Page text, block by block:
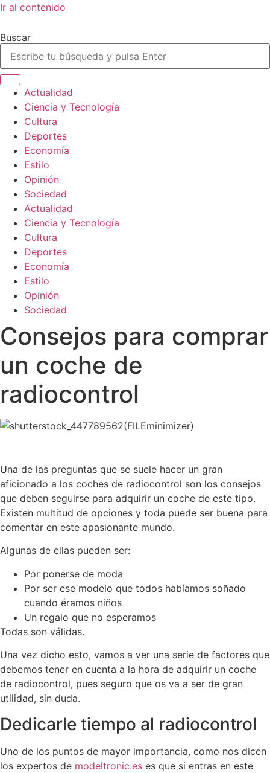
Ir al contenido
Buscar
Actualidad
Ciencia y Tecnología
Cultura
Deportes
Economía
Estilo
Opinión
Sociedad
Actualidad
Ciencia y Tecnología
Cultura
Deportes
Economía
Estilo
Opinión
Sociedad
Consejos para comprar
un coche de
radiocontrol
Una de las preguntas que se suele hacer un gran
aficionado a los coches de radiocontrol son los consejos
que deben seguirse para adquirir un coche de este tipo.
Existen multitud de opciones y toda puede ser buena para
comentar en este apasionante mundo.
Algunas de ellas pueden ser:
Por ponerse de moda
Por ser ese modelo que todos habíamos soñado
cuando éramos niños
Un regalo que no esperamos
Todas son válidas.
Una vez dicho esto, vamos a ver una serie de factores que
debemos tener en cuenta a la hora de adquirir un coche
de radiocontrol, pues seguro que os va a ser de gran
utilidad, sin duda.
Dedicarle tiempo al radiocontrol
Uno de los puntos de mayor importancia, como nos dicen
los expertos de modeltronic.es es que si entras en este